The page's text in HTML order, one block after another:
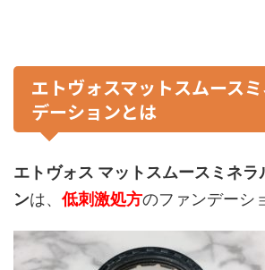
エトヴォスマットスムース
デーションとは
エトヴォス マットスムースミネラ
ンは、 低刺激処方のファンデーシ